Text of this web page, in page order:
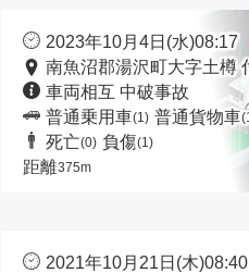
2023年10月4日(水)08:17
南魚沼郡湯沢町大字土樽
車両相互 中破事故
普通乗用車(1) 普通貨物車
死亡(0) 負傷(1)
距離375m
2021年10月21日(木)08:40